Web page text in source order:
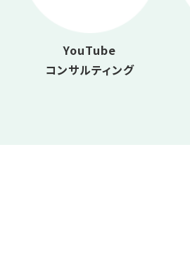
YouTube
コンサルティング